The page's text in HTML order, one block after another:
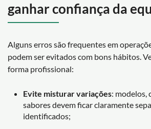
ganhar confiança da
Alguns erros são frequentes em
podem ser evitados com bons hábitos.
forma profissional:
Evite misturar variações: modelos,
sabores devem ficar claramente
identificados;